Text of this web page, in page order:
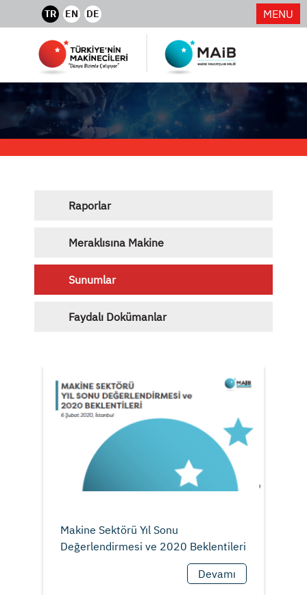
TR EN DE MENU
Raporlar
Meraklısına Makine
Sunumlar
Faydalı Dokümanlar
Makine Sektörü Yıl Sonu
Devamı